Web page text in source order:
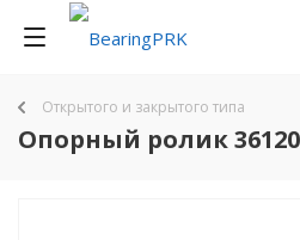
Открытого и закрытого типа
Опорный ролик